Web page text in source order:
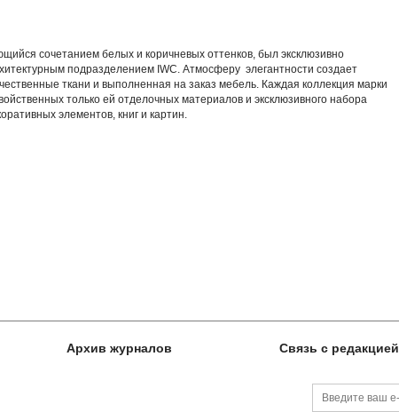
сочетанием белых и коричневых оттенков, был эксклюзивно
подразделением IWC. Атмосферу элегантности создает
ткани и выполненная на заказ мебель. Каждая коллекция марки
только ей отделочных материалов и эксклюзивного набора
элементов, книг и картин.
Архив журналов Связь с редакцией